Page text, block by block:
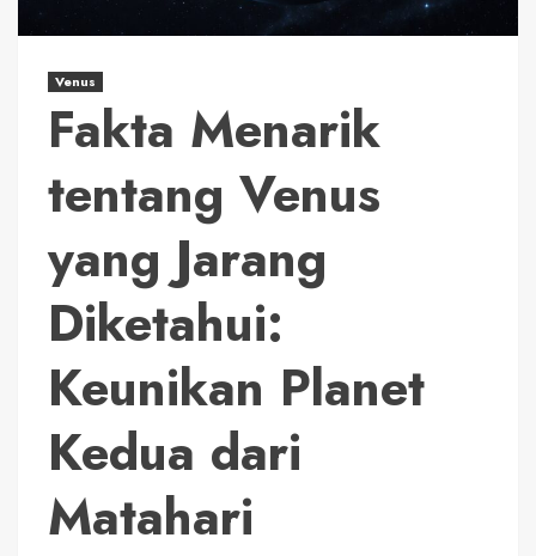
Venus
Fakta Menarik
tentang Venus
yang Jarang
Diketahui:
Keunikan Planet
Kedua dari
Matahari